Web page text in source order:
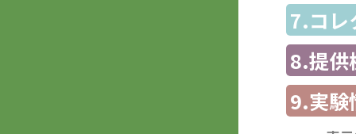
7.コレ
8.提供
9.実験